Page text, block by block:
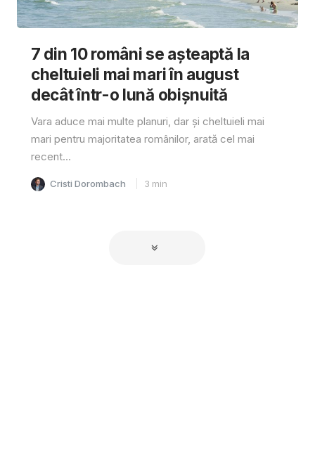
7 din 10 români se așteaptă la
cheltuieli mai mari în august
decât într-o lună obișnuită
Vara aduce mai multe planuri, dar și cheltuieli mai
mari pentru majoritatea românilor, arată cel mai
recent...
Cristi Dorombach 3 min